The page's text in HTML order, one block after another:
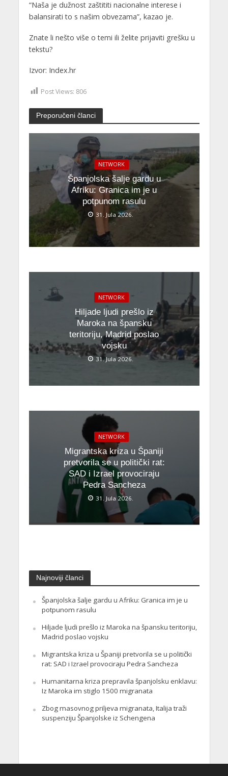
“Naša je dužnost zaštititi nacionalne interese i
balansirati to s našim obvezama”, kazao je.
Znate li nešto više o temi ili želite prijaviti grešku u
tekstu?
Izvor: Index.hr
Post Views: 806
Preporučeni članci
NETWORK
Španjolska šalje gardu u
Afriku: Granica im je u
potpunom rasulu
31. Jula 2026.
NETWORK
Hiljade ljudi prešlo iz
Maroka na špansku
teritoriju, Madrid poslao
vojsku
31. Jula 2026.
NETWORK
Migrantska kriza u Španiji
pretvorila se u politički rat:
SAD i Izrael provociraju
Pedra Sancheza
31. Jula 2026.
Najnoviji članci
Španjolska šalje gardu u Afriku: Granica im je u
potpunom rasulu
Hiljade ljudi prešlo iz Maroka na špansku teritoriju,
Madrid poslao vojsku
Migrantska kriza u Španiji pretvorila se u politički
rat: SAD i Izrael provociraju Pedra Sancheza
Humanitarna kriza prepravila španjolsku enklavu:
Iz Maroka im stiglo 1500 migranata
Zbog masovnog priljeva migranata, Italija traži
suspenziju Španjolske iz Schengena